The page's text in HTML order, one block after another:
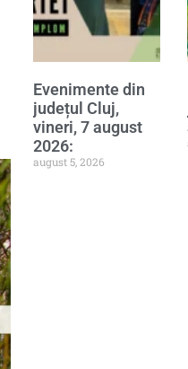
Evenimente din
județul Cluj,
vineri, 7 august
2026:
august 5, 2026